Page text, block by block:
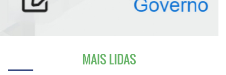
MAIS LIDAS